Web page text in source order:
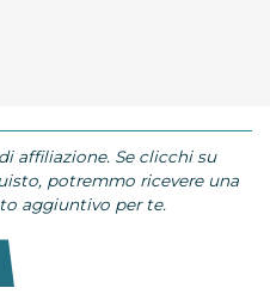
affiliazione. Se clicchi su
potremmo ricevere una
aggiuntivo per te.